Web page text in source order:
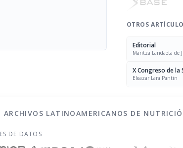
OTROS
Editorial
Maritza Landaeta de
X Congreso de
Eleazar Lara Pantin
LATINOAMERICANOS DE
DE DATOS